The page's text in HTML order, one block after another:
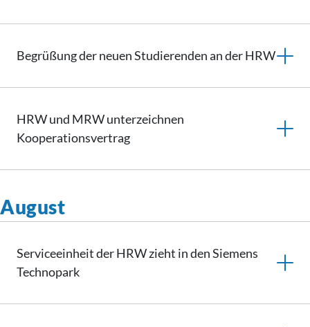
Begrüßung der neuen Studierenden an der HRW
HRW und MRW unterzeichnen
Kooperationsvertrag
August
Serviceeinheit der HRW zieht in den Siemens
Technopark